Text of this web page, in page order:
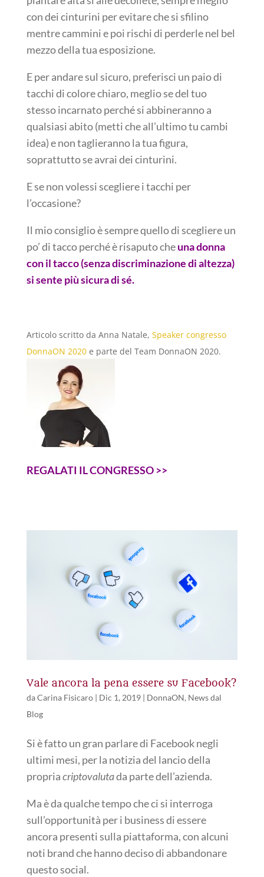
con dei cinturini per evitare che si sfilino
mentre cammini e poi rischi di perderle nel bel
mezzo della tua esposizione.
E per andare sul sicuro, preferisci un paio di
tacchi di colore chiaro, meglio se del tuo
stesso incarnato perché si abbineranno a
qualsiasi abito (metti che all’ultimo tu cambi
idea) e non taglieranno la tua figura,
soprattutto se avrai dei cinturini.
E se non volessi scegliere i tacchi per
l’occasione?
Il mio consiglio è sempre quello di scegliere un
po’ di tacco perché è risaputo cheuna donna
con il tacco (senza discriminazione di altezza)
si sente più sicura di sé.
Articolo scritto da Anna Natale, Speaker congresso
DonnaON 2020e parte del Team DonnaON 2020.
REGALATI IL CONGRESSO >>
Vale ancora la pena essere su Facebook?
daCarina Fisicaro| Dic 1, 2019| DonnaON, News dal
Blog
Si è fatto un gran parlare di Facebook negli
ultimi mesi, per la notizia del lancio della
propriacriptovalutada parte dell’azienda.
Ma è da qualche tempo che ci si interroga
sull’opportunità per i business di essere
ancora presenti sulla piattaforma, con alcuni
noti brand che hanno deciso di abbandonare
questo social.